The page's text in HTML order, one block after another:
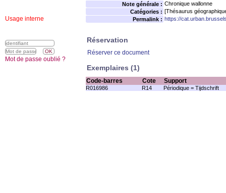
Note générale : Chronique wallonne
Catégories : [Thésaurus
Permalink : https://
Réservation
Réserver ce document
Exemplaires (1)
Code-barres Cote Support
R016986 R14 Périodique = Tijdschrift
Usage interne
Mot de passe oublié ?